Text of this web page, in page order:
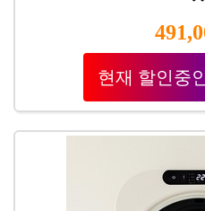
현재 할인중